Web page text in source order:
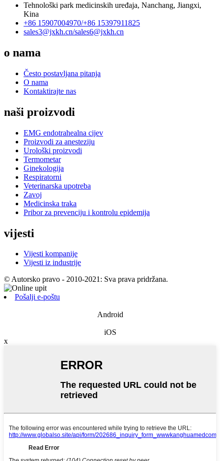
Tehnološki park medicinskih uređaja, Nanchang, Jiangxi,
Kina
+86 15907004970/+86 15397911825
sales3@jxkh.cn/sales6@jxkh.cn
o nama
Često postavljana pitanja
O nama
Kontaktirajte nas
naši proizvodi
EMG endotrahealna cijev
Proizvodi za anesteziju
Urološki proizvodi
Termometar
Ginekologija
Respiratorni
Veterinarska upotreba
Zavoj
Medicinska traka
Pribor za prevenciju i kontrolu epidemija
vijesti
Vijesti kompanije
Vijesti iz industrije
© Autorsko pravo - 2010-2021: Sva prava pridržana.
Pošalji e-poštu
Android
iOS
x